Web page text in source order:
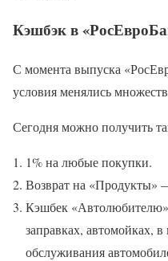
Кэшбэк в
С момента выпуска
условия менялись
Сегодня можно получить
1% на любые покупки.
Возврат на «Продукты»
Кэшбек
заправках, автомойках,
обслуживания